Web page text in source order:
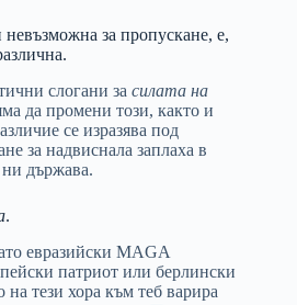
за пропускане, е,
слогани за силата на
да промени този, както и
се изразява под
за надвиснала заплаха в
ни държава.
.
евразийски MAGA
патриот или берлински
тези хора към теб варира